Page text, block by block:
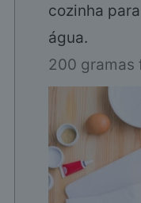
cozinha
água.
200 gramas